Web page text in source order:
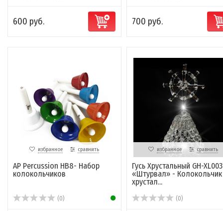
600 руб. 700 руб.
избранное сравнить
AP Percussion HB8- Набор
колокольчиков
(0)
избранное сравнить
Гусь Хрустальный GH-XL003
«Штурвал» - Колокольчик
хрустал...
(0)